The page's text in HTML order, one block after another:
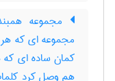
مجموعه
مجموعه ای که
کمان ساده ای